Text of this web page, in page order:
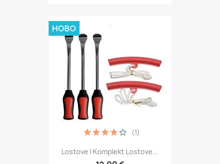
Lostove I Komplekt Lostove...
(1)
НОВО